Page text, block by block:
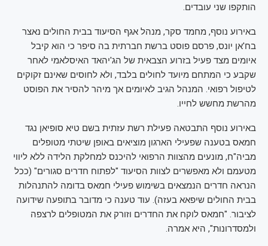
הותקפו שני עובדים.
באירוע נוסף, מחמד סקר, מנהל אגף הסיעוד בבית החולים נאצר
בח'אן יונס, פרסם פוסט ברשת חברתית בה סיפר כי הוא קיבל
איומים מצד פעיל בזרוע הצבאית של הג'יהאד האיסלאמי לאחר
שקבע כי המתחם מיועד לחולים בלבד, ולא לחוסים שאינם זקוקים
לטיפול רפואי. המנהל הגיב לאיומים אך מיהר להסיר את הפוסט
מהרשת מחשש לחייו.
באירוע נוסף התבטאה פעילת רשת עזתית בשם טיא סופיאן נגד
חמאס בטענה שפעילי הארגון מוציאים באופן שיטתי מטופלים
מביה"ח, מונעים מהצוות הרפואי להיכנס למחלקת הלידה ללא ליווי
מטעמם ולא מאפשרים לצוות הסיעוד "לפתוח חדרים סגורים" (ככל
הנראה חדרים הנמצאים בשימוש פעילי חמאס בדומה להתנהלות
בבית החולים שיפאא בעזה). עוד טענה כי מדובר בתופעה שידועה
לציבור. "חמאס לוקח את החדרים וזורק את המטופלים לרצפה
ולמסדרונות", היא אמרה.